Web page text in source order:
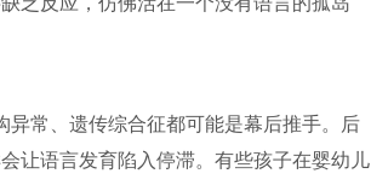
常、遗传综合征都可能是幕后推手。后
让语言发育陷入停滞。有些孩子在婴幼儿